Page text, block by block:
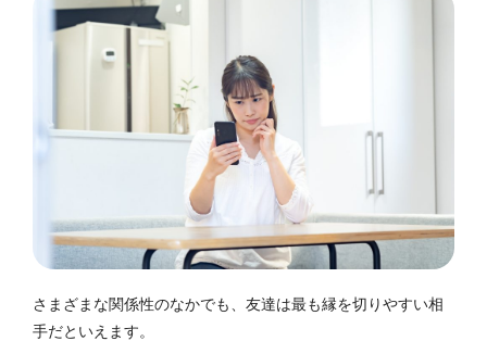
さまざまな関係性のなかでも、友達は最も縁を切りやすい相
手だといえます。